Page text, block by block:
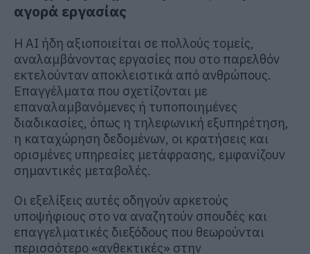
αγορά εργασίας
Η AI ήδη αξιοποιείται σε πολλούς τομείς,
αναλαμβάνοντας εργασίες που στο παρελθόν
εκτελούνταν αποκλειστικά από ανθρώπους.
Επαγγέλματα που σχετίζονται με
επαναλαμβανόμενες ή τυποποιημένες
διαδικασίες, όπως η τηλεφωνική εξυπηρέτηση,
η καταχώρηση δεδομένων, οι κρατήσεις και
ορισμένες υπηρεσίες μετάφρασης, εμφανίζουν
σημαντικές μεταβολές.
Οι εξελίξεις αυτές οδηγούν αρκετούς
υποψήφιους στο να αναζητούν σπουδές και
επαγγελματικές διεξόδους που θεωρούνται
περισσότερο «ανθεκτικές» στην